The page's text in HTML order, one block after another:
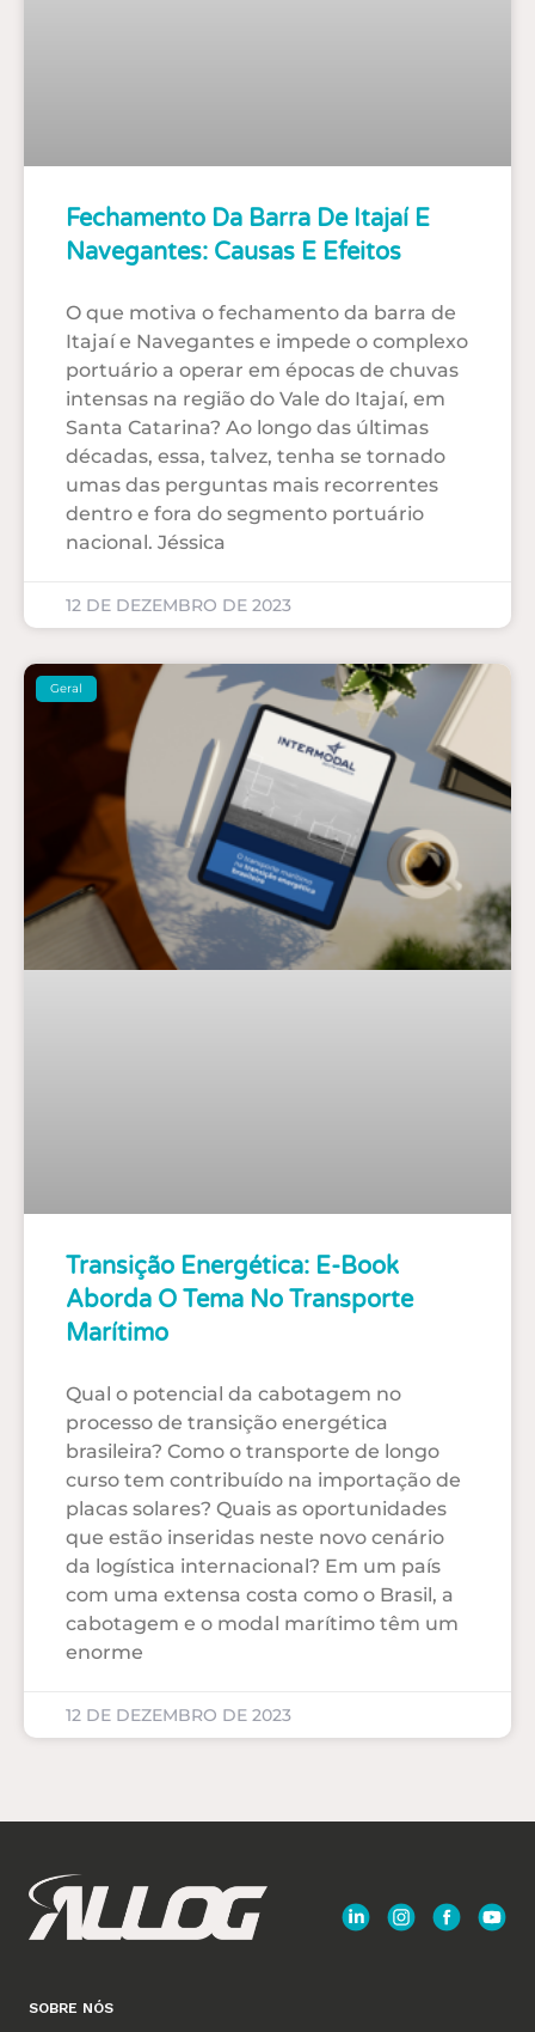
Fechamento Da Barra De Itajaí E
Navegantes: Causas E Efeitos
O que motiva o fechamento da barra de
Itajaí e Navegantes e impede o complexo
portuário a operar em épocas de chuvas
intensas na região do Vale do Itajaí, em
Santa Catarina? Ao longo das últimas
décadas, essa, talvez, tenha se tornado
umas das perguntas mais recorrentes
dentro e fora do segmento portuário
nacional. Jéssica
12 DE DEZEMBRO DE 2023
Geral
Transição Energética: E-Book
Aborda O Tema No Transporte
Marítimo
Qual o potencial da cabotagem no
processo de transição energética
brasileira? Como o transporte de longo
curso tem contribuído na importação de
placas solares? Quais as oportunidades
que estão inseridas neste novo cenário
da logística internacional? Em um país
com uma extensa costa como o Brasil, a
cabotagem e o modal marítimo têm um
enorme
12 DE DEZEMBRO DE 2023
SOBRE NÓS